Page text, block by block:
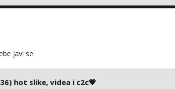
javi se
hot slike, videa i c2c💗